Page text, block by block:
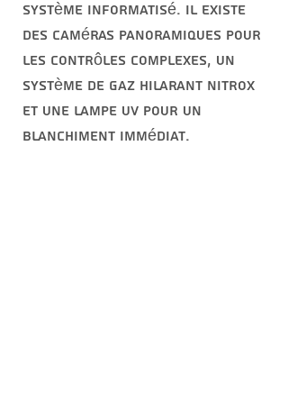
système informatisé. Il existe
des caméras panoramiques pour
les contrôles complexes, un
système de gaz hilarant nitrox
et une lampe UV pour un
blanchiment immédiat.